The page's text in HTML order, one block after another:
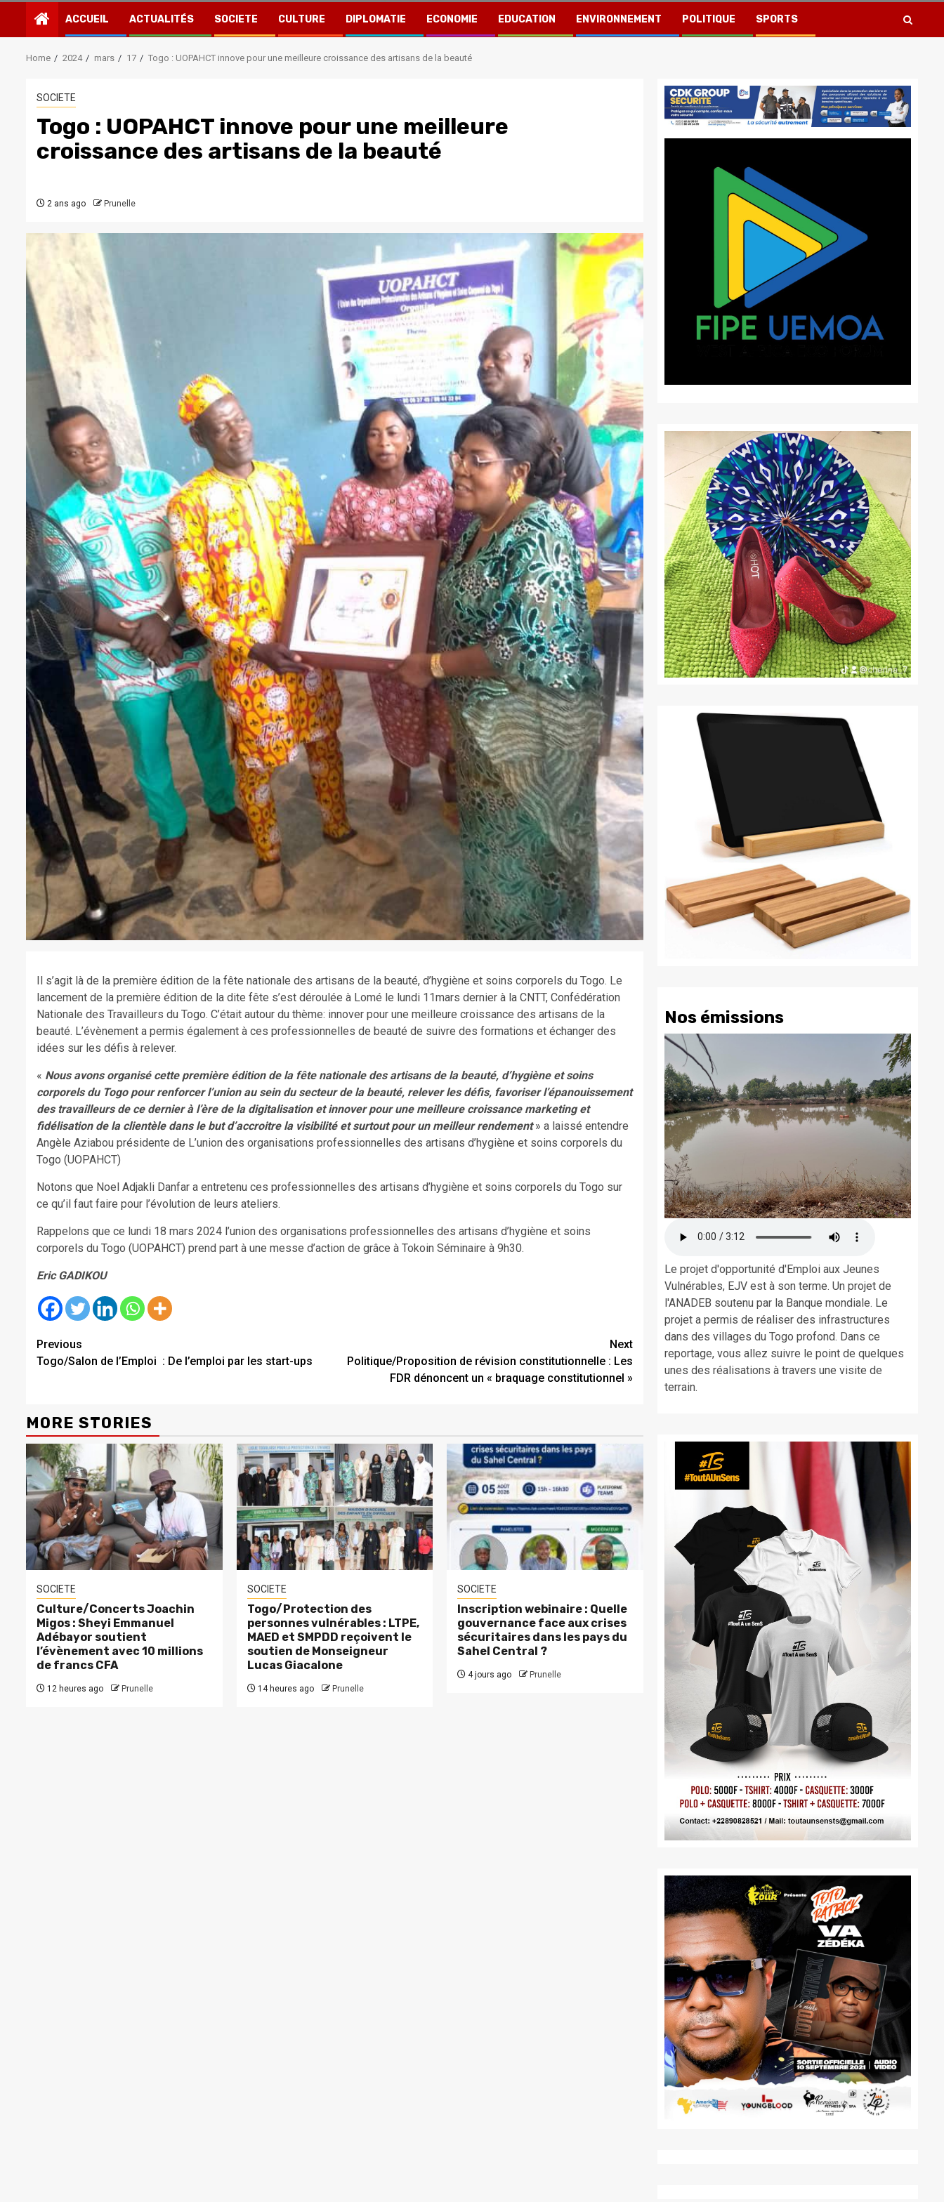
ACCUEIL ACTUALITÉS SOCIETE CULTURE DIPLOMATIE ECONOMIE EDUCATION ENVIRONNEMENT POLITIQUE SPORTS
Home 2024 mars 17 Togo : UOPAHCT innove pour une meilleure croissance des artisans de la beauté
SOCIETE
Togo : UOPAHCT innove pour une meilleure
croissance des artisans de la beauté
2 ans ago Prunelle
Il s’agit là de la première édition de la fête nationale des artisans de la beauté, d’hygiène et soins corporels du Togo. Le
lancement de la première édition de la dite fête s’est déroulée à Lomé le lundi 11mars dernier à la CNTT, Confédération
Nationale des Travailleurs du Togo. C’était autour du thème: innover pour une meilleure croissance des artisans de la
beauté. L’évènement a permis également à ces professionnelles de beauté de suivre des formations et échanger des
idées sur les défis à relever.
« Nous avons organisé cette première édition de la fête nationale des artisans de la beauté, d’hygiène et soins
corporels du Togo pour renforcer l’union au sein du secteur de la beauté, relever les défis, favoriser l’épanouissement
des travailleurs de ce dernier à l’ère de la digitalisation et innover pour une meilleure croissance marketing et
fidélisation de la clientèle dans le but d’accroitre la visibilité et surtout pour un meilleur rendement» a laissé entendre
Angèle Aziabou présidente de L’union des organisations professionnelles des artisans d’hygiène et soins corporels du
Togo (UOPAHCT)
Notons que Noel Adjakli Danfar a entretenu ces professionnelles des artisans d’hygiène et soins corporels du Togo sur
ce qu’il faut faire pour l’évolution de leurs ateliers.
Rappelons que ce lundi 18 mars 2024 l’union des organisations professionnelles des artisans d’hygiène et soins
corporels du Togo (UOPAHCT) prend part à une messe d’action de grâce à Tokoin Séminaire à 9h30.
Eric GADIKOU
Continue
Reading
Previous
Togo/Salon de l’Emploi : De l’emploi par les start-ups
Next
Politique/Proposition de révision constitutionnelle : Les
FDR dénoncent un « braquage constitutionnel »
MORE STORIES
SOCIETE
Culture/Concerts Joachin
Migos : Sheyi Emmanuel
Adébayor soutient
l’évènement avec 10 millions
de francs CFA
12 heures ago Prunelle
SOCIETE
Togo/Protection des
personnes vulnérables : LTPE,
MAED et SMPDD reçoivent le
soutien de Monseigneur
Lucas Giacalone
14 heures ago Prunelle
SOCIETE
Inscription webinaire : Quelle
gouvernance face aux crises
sécuritaires dans les pays du
Sahel Central ?
4 jours ago Prunelle
Nos émissions
Le projet d'opportunité d'Emploi aux Jeunes
Vulnérables, EJV est à son terme. Un projet de
l'ANADEB soutenu par la Banque mondiale. Le
projet a permis de réaliser des infrastructures
dans des villages du Togo profond. Dans ce
reportage, vous allez suivre le point de quelques
unes des réalisations à travers une visite de
terrain.